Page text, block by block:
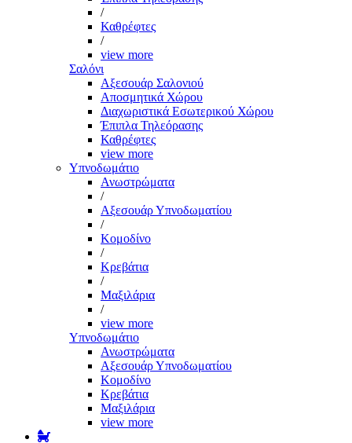
/
Καθρέφτες
/
view more
Σαλόνι
Αξεσουάρ Σαλονιού
Αποσμητικά Χώρου
Διαχωριστικά Εσωτερικού Χώρου
Έπιπλα Τηλεόρασης
Καθρέφτες
view more
Υπνοδωμάτιο
Ανωστρώματα
/
Αξεσουάρ Υπνοδωματίου
/
Κομοδίνο
/
Κρεβάτια
/
Μαξιλάρια
/
view more
Υπνοδωμάτιο
Ανωστρώματα
Αξεσουάρ Υπνοδωματίου
Κομοδίνο
Κρεβάτια
Μαξιλάρια
view more